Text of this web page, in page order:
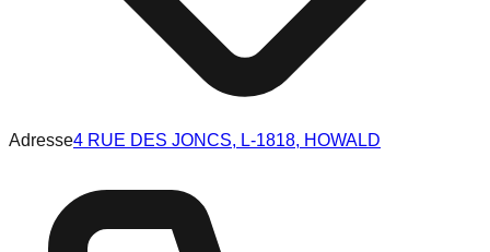
Adresse4 RUE DES JONCS, L-1818, HOWALD